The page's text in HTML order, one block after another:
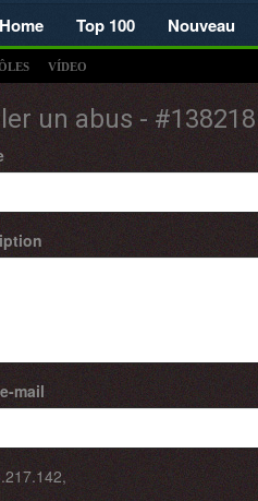
Home Top 100 Nouveau
VÍDEO
un abus - #138218
mail
,